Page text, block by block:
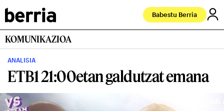
Babestu Berria
KOMUNIKAZIOA
ANALISIA
ETB1 21:00etan galdutzat emana